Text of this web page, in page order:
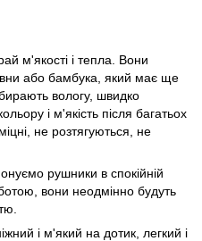
м'якості і тепла. Вони
або бамбука, який має ще
вологу, швидко
і м'якість після багатьох
не розтягуються, не
рушники в спокійній
вони неодмінно будуть
і м'який на дотик, легкий і